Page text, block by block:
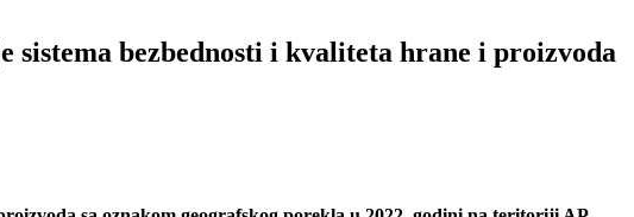
bezbednosti i kvaliteta hrane i proizvoda